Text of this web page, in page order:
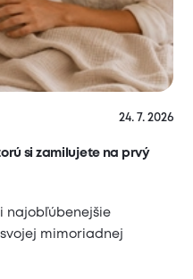
24. 7. 2026
si zamilujete na prvý
najobľúbenejšie
mimoriadnej